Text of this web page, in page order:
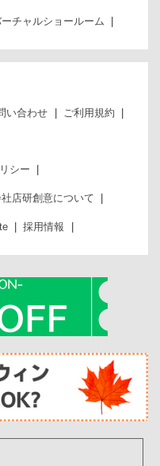
チャルショールーム
い合わせ ご利用規約
シー
店研創意について
採用情報